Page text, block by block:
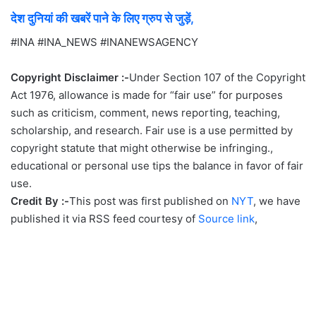
देश दुनियां की खबरें पाने के लिए ग्रुप से जुड़ें,
#INA #INA_NEWS #INANEWSAGENCY
Copyright Disclaimer :-Under Section 107 of the Copyright
Act 1976, allowance is made for “fair use” for purposes
such as criticism, comment, news reporting, teaching,
scholarship, and research. Fair use is a use permitted by
copyright statute that might otherwise be infringing.,
educational or personal use tips the balance in favor of fair
use.
Credit By :-This post was first published on NYT, we have
published it via RSS feed courtesy of Source link,